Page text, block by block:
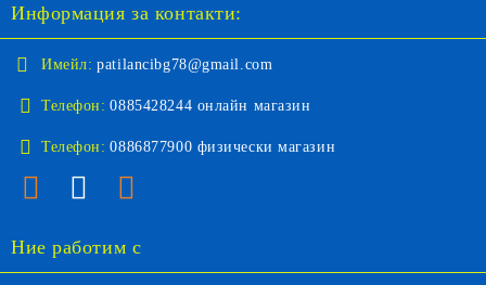
Информация за контакти:
Имейл: patilancibg78@gmail.com
Телефон: 0885428244 онлайн магазин
Телефон: 0886877900 физически магазин
Ние работим с